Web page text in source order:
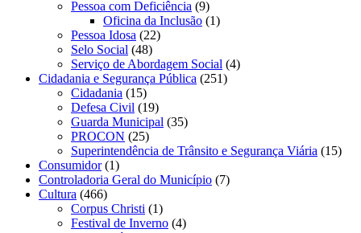
Pessoa com Deficiência (9)
Oficina da Inclusão (1)
Pessoa Idosa (22)
Selo Social (48)
Serviço de Abordagem Social (4)
Cidadania e Segurança Pública (251)
Cidadania (15)
Defesa Civil (19)
Guarda Municipal (35)
PROCON (25)
Superintendência de Trânsito e Segurança Viária (15)
Consumidor(1)
Controladoria Geral do Município (7)
Cultura (466)
Corpus Christi (1)
Festival de Inverno (4)